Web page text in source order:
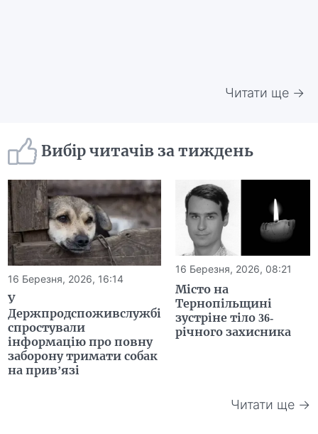
Читати ще →
Вибір читачів за тиждень
16 Березня, 2026, 16:14
У
Держпродспоживслужбі
спростували
інформацію про повну
заборону тримати собак
на прив’язі
16 Березня, 2026, 08:21
Місто на
Тернопільщині
зустріне тіло 36-
річного захисника
Читати ще →